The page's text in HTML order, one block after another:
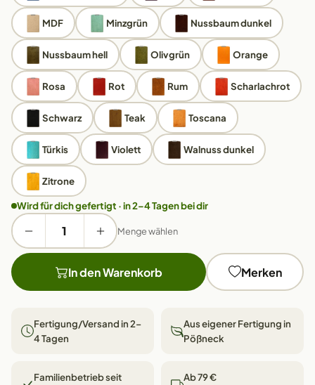
MDF Minzgrün Nussbaum dunkel
Nussbaum hell Olivgrün Orange
Rosa Rot Rum Scharlachrot
Schwarz Teak Toscana
Türkis Violett Walnuss dunkel
Zitrone
Wird für dich gefertigt · in 2–4 Tagen bei dir
Menge wählen
In den Warenkorb Merken
Fertigung/Versand in 2–
4 Tagen
Aus eigener Fertigung in
Pößneck
Familienbetrieb seit
Ab 79 €